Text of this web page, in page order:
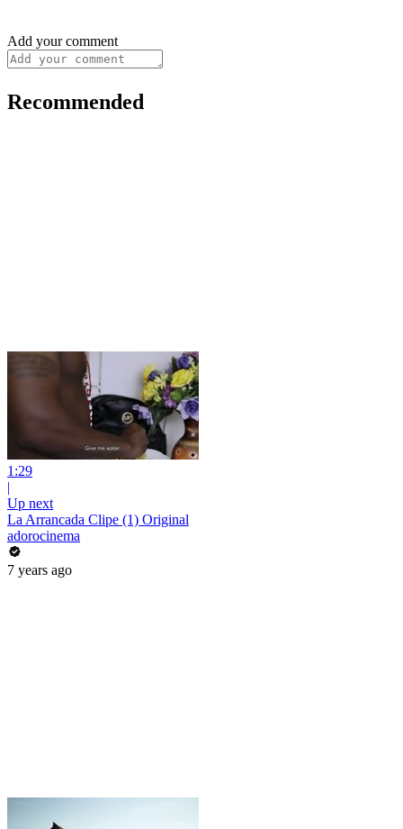
Add your comment
Recommended
1:29
|
Up next
La Arrancada Clipe (1) Original
adorocinema
7 years ago